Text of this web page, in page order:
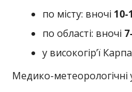
по місту: вночі 10-
по області: вночі
у високогір’ї
Медико-метеорологічні